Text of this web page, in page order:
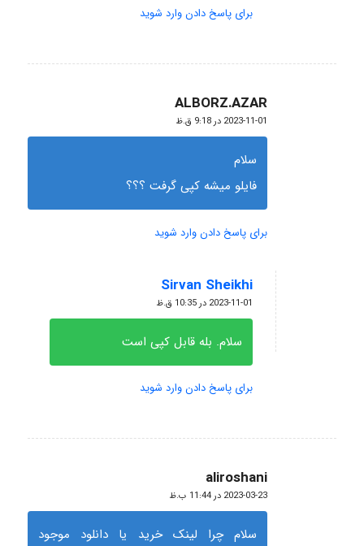
برای پاسخ دادن وارد شوید
ALBORZ.AZAR
گفته:
2023-11-01 در 9:18 ق.ظ
سلام
فایلو میشه کپی گرفت ؟؟؟
برای پاسخ دادن وارد شوید
Sirvan Sheikhi
گفته:
2023-11-01 در 10:35 ق.ظ
سلام. بله قابل کپی است
برای پاسخ دادن وارد شوید
aliroshani
گفته:
2023-03-23 در 11:44 ب.ظ
سلام چرا لینک خرید یا دانلود موجود